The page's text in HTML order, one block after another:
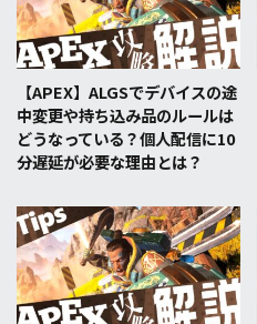
【APEX】ALGSでデバイスの途
中変更や持ち込み品のルールは
どうなっている？個人配信に10
分遅延が必要な理由とは？